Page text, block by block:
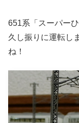
651系「スーパーひ
久し振りに運転し
ね！